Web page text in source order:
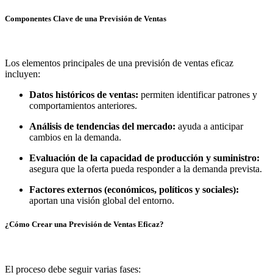
Componentes Clave de una Previsión de Ventas
Los elementos principales de una previsión de ventas eficaz
incluyen:
Datos históricos de ventas: permiten identificar patrones y
comportamientos anteriores.
Análisis de tendencias del mercado: ayuda a anticipar
cambios en la demanda.
Evaluación de la capacidad de producción y suministro:
asegura que la oferta pueda responder a la demanda prevista.
Factores externos (económicos, políticos y sociales):
aportan una visión global del entorno.
¿Cómo Crear una Previsión de Ventas Eficaz?
El proceso debe seguir varias fases: